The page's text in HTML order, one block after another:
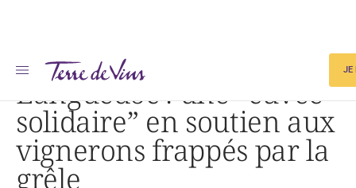
JE
Accueil Languedoc : une « cuvée solidaire » en soutien aux vignerons frappés par la grêle
Languedoc : une “cuvée
solidaire” en soutien aux
vignerons frappés par la
grêle